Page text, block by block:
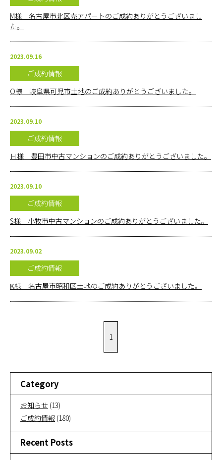
お知らせ
ン相談
M様 名古屋市北区売アパートのご成約ありがとうございまし
た。
2023.09.16
ご成約情報
O様 岐阜県可児市土地のご成約ありがとうございました。
2023.09.10
ご成約情報
Ｈ様 豊田市中古マンションのご成約ありがとうございました。
2023.09.10
ご成約情報
S様 小牧市中古マンションのご成約ありがとうございました。
2023.09.02
ご成約情報
K様 名古屋市昭和区土地のご成約ありがとうございました。
1
Category
お知らせ (13)
ご成約情報 (180)
Recent Posts